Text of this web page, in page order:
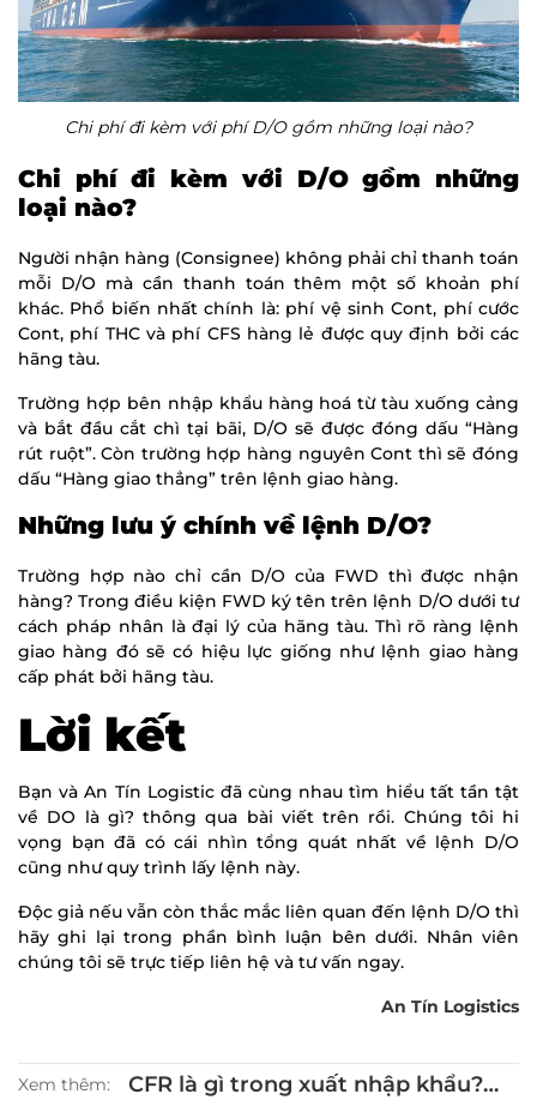
Chi phí đi kèm với phí D/O gồm những loại nào?
Chi phí đi kèm với D/O gồm những
loại nào?
Người nhận hàng (Consignee) không phải chỉ thanh toán
mỗi D/O mà cần thanh toán thêm một số khoản phí
khác. Phổ biến nhất chính là: phí vệ sinh Cont, phí cước
Cont, phí THC và phí CFS hàng lẻ được quy định bởi các
hãng tàu.
Trường hợp bên nhập khẩu hàng hoá từ tàu xuống cảng
và bắt đầu cắt chì tại bãi, D/O sẽ được đóng dấu “Hàng
rút ruột”. Còn trường hợp hàng nguyên Cont thì sẽ đóng
dấu “Hàng giao thẳng” trên lệnh giao hàng.
Những lưu ý chính về lệnh D/O?
Trường hợp nào chỉ cần D/O của FWD thì được nhận
hàng? Trong điều kiện FWD ký tên trên lệnh D/O dưới tư
cách pháp nhân là đại lý của hãng tàu. Thì rõ ràng lệnh
giao hàng đó sẽ có hiệu lực giống như lệnh giao hàng
cấp phát bởi hãng tàu.
Lời kết
Bạn và An Tín Logistic đã cùng nhau tìm hiểu tất tần tật
về DO là gì? thông qua bài viết trên rồi. Chúng tôi hi
vọng bạn đã có cái nhìn tổng quát nhất về lệnh D/O
cũng như quy trình lấy lệnh này.
Độc giả nếu vẫn còn thắc mắc liên quan đến lệnh D/O thì
hãy ghi lại trong phần bình luận bên dưới. Nhân viên
chúng tôi sẽ trực tiếp liên hệ và tư vấn ngay.
An Tín Logistics
Xem thêm:
CFR là gì trong xuất nhập khẩu?